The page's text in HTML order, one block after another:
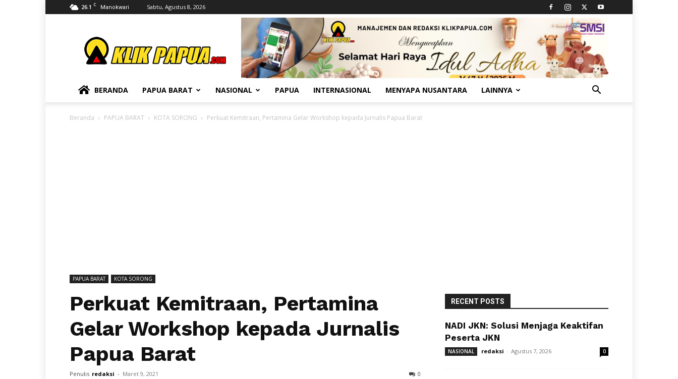
26.1 C Manokwari Sabtu, Agustus 8, 2026
BERANDA PAPUA BARAT NASIONAL PAPUA INTERNASIONAL MENYAPA NUSANTARA LAINNYA
Beranda PAPUA BARAT KOTA SORONG Perkuat Kemitraan, Pertamina Gelar Workshop kepada Jurnalis Papua Barat
PAPUA BARAT KOTA SORONG
Perkuat Kemitraan, Pertamina
Gelar Workshop kepada Jurnalis
Papua Barat
Penulis redaksi - Maret 9, 2021 0
RECENT POSTS
NADI JKN: Solusi Menjaga Keaktifan
Peserta JKN
NASIONAL redaksi - Agustus 7, 2026 0